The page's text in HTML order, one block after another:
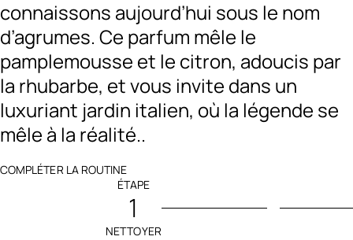
connaissons aujourd’hui sous le nom
d’agrumes. Ce parfum mêle le
pamplemousse et le citron, adoucis par
la rhubarbe, et vous invite dans un
luxuriant jardin italien, où la légende se
mêle à la réalité..
COMPLÉTER LA ROUTINE
ÉTAPE
1
NETTOYER